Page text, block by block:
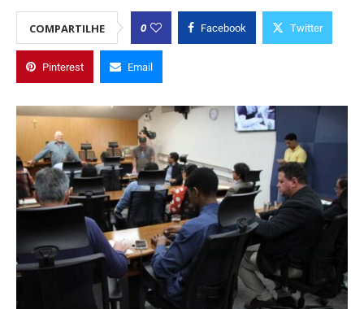
COMPARTILHE 0 Facebook Twitter
Pinterest Email